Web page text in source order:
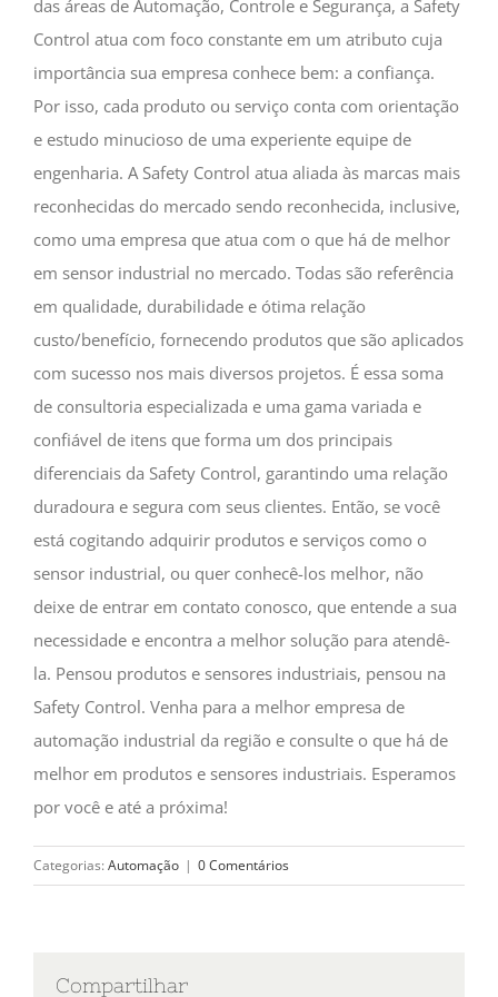
das áreas de Automação, Controle e Segurança, a Safety
Control atua com foco constante em um atributo cuja
importância sua empresa conhece bem: a confiança.
Por isso, cada produto ou serviço conta com orientação
e estudo minucioso de uma experiente equipe de
engenharia. A Safety Control atua aliada às marcas mais
reconhecidas do mercado sendo reconhecida, inclusive,
como uma empresa que atua com o que há de melhor
em sensor industrial no mercado. Todas são referência
em qualidade, durabilidade e ótima relação
custo/benefício, fornecendo produtos que são aplicados
com sucesso nos mais diversos projetos. É essa soma
de consultoria especializada e uma gama variada e
confiável de itens que forma um dos principais
diferenciais da Safety Control, garantindo uma relação
duradoura e segura com seus clientes. Então, se você
está cogitando adquirir produtos e serviços como o
sensor industrial, ou quer conhecê-los melhor, não
deixe de entrar em contato conosco, que entende a sua
necessidade e encontra a melhor solução para atendê-
la. Pensou produtos e sensores industriais, pensou na
Safety Control. Venha para a melhor empresa de
automação industrial da região e consulte o que há de
melhor em produtos e sensores industriais. Esperamos
por você e até a próxima!
Categorias: Automação | 0 Comentários
Compartilhar